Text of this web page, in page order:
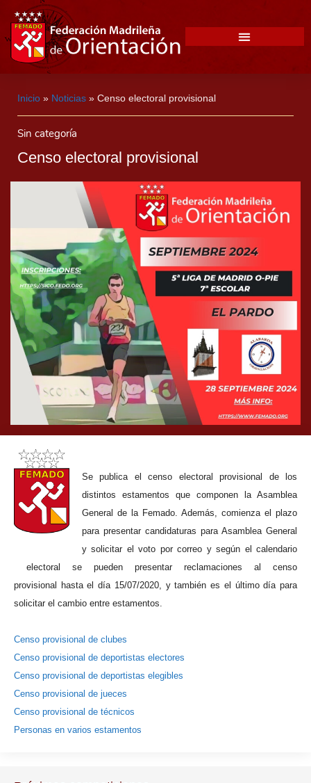
Inicio » Noticias » Censo electoral provisional
Sin categoría
Censo electoral provisional
Se publica el censo electoral provisional de los
distintos estamentos que componen la Asamblea
General de la Femado. Además, comienza el plazo
para presentar candidaturas para Asamblea General
y solicitar el voto por correo y según el calendario
electoral se pueden presentar reclamaciones al censo
provisional
hasta el día 15/07/2020, y también es el último día para
solicitar el cambio entre estamentos.
Censo provisional de clubes
Censo provisional de deportistas electores
Censo provisional de deportistas elegibles
Censo provisional de jueces
Censo provisional de técnicos
Personas en varios estamentos